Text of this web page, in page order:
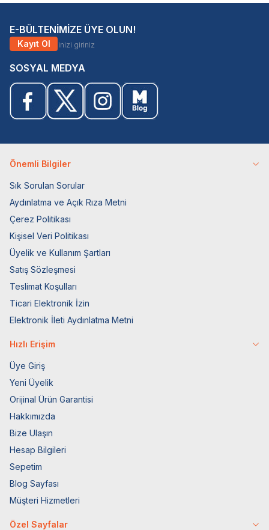
E-BÜLTENİMİZE ÜYE OLUN!
Kayıt Ol
SOSYAL MEDYA
Önemli Bilgiler
Sık Sorulan Sorular
Aydınlatma ve Açık Rıza Metni
Çerez Politikası
Kişisel Veri Politikası
Üyelik ve Kullanım Şartları
Satış Sözleşmesi
Teslimat Koşulları
Ticari Elektronik İzin
Elektronik İleti Aydınlatma Metni
Hızlı Erişim
Üye Giriş
Yeni Üyelik
Orijinal Ürün Garantisi
Hakkımızda
Bize Ulaşın
Hesap Bilgileri
Sepetim
Blog Sayfası
Müşteri Hizmetleri
Özel Sayfalar